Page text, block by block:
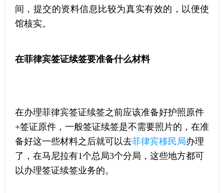
间，提交的资料信息比较为真实有效的，以便使
馆核实。
在菲律宾签证续签要准备什么材料
在办理菲律宾签证续签之前应该准备好护照原件
+签证原件，一般签证续签是不需要照片的，在准
备好这一些材料之后就可以去菲律宾移民局办理
了，在马尼拉有1个总局3个分局，这些地方都可
以办理签证续签业务的。